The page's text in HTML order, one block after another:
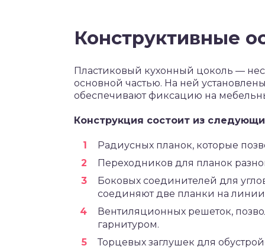
Конструктивные
Пластиковый кухонный цоколь —
основной частью. На ней
обеспечивают фиксацию на
Конструкция состоит из
Радиусных планок, которые
Переходников для планок
Боковых соединителей для
соединяют две планки на
Вентиляционных решеток,
гарнитуром.
Торцевых заглушек для